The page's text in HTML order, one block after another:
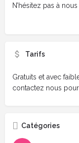
N’hésitez pas à
Tarifs
Gratuits et avec
contactez nous
Catégories